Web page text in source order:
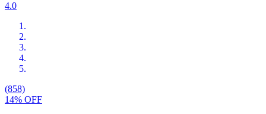
4.0
(858)
14% OFF